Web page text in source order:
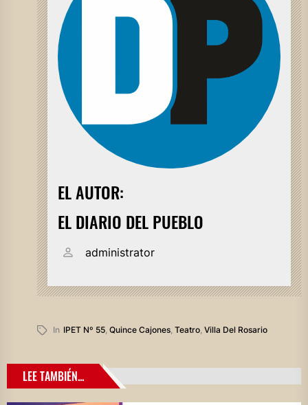
EL AUTOR:
EL DIARIO DEL PUEBLO
administrator
In IPET Nº 55, Quince Cajones, Teatro, Villa Del Rosario
LEE TAMBIÉN...